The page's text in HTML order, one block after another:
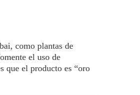
como plantas de
el uso de
que el producto es “oro